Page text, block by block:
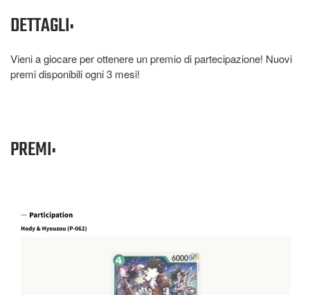
DETTAGLI:
Vieni a giocare per ottenere un premio di partecipazione! Nuovi
premi disponibili ogni 3 mesi!
PREMI: